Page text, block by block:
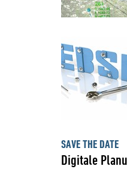
SAVE THE DATE
Digitale